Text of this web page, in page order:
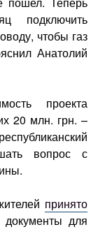
подключить
чтобы газ
Анатолий
проекта
20 млн. грн. –
вопрос с
принято
для